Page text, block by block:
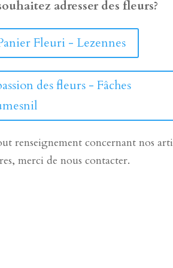
adresser des fleurs?
Fleuri - Lezennes
des fleurs - Fâches
renseignement concernant nos
merci de nous contacter.